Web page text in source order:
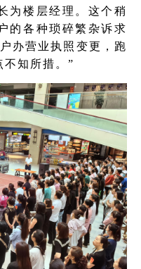
为楼层经理。这个稍
的各种琐碎繁杂诉求
办营业执照变更，跑
不知所措。”